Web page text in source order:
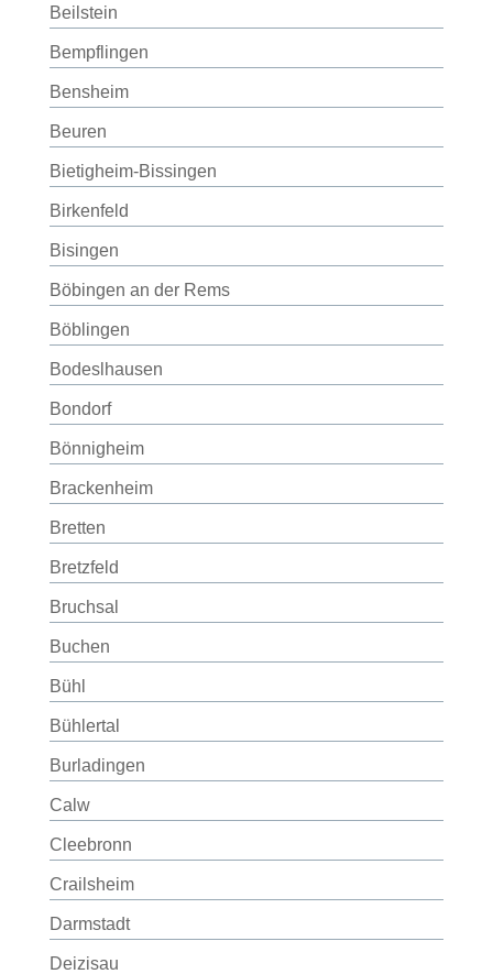
Beilstein
Bempflingen
Bensheim
Beuren
Bietigheim-Bissingen
Birkenfeld
Bisingen
Böbingen an der Rems
Böblingen
Bodeslhausen
Bondorf
Bönnigheim
Brackenheim
Bretten
Bretzfeld
Bruchsal
Buchen
Bühl
Bühlertal
Burladingen
Calw
Cleebronn
Crailsheim
Darmstadt
Deizisau